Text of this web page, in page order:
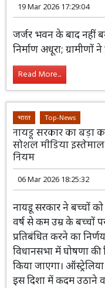
19 Mar 2026 17:29:04
जर्जर भवन के बाद नहीं
निर्माण अधूरा; ग्रामीणों
Read More...
भारत Top-News
नायडू सरकार का बड़ा
सोशल मीडिया
नियम
06 Mar 2026 18:25:32
नायडू सरकार ने बच्चों
वर्ष से कम उम्र के बच्चों
प्रतिबंधित करने का
विधानसभा में घोषणा
किया जाएगा।
इस दिशा में कदम उठाने